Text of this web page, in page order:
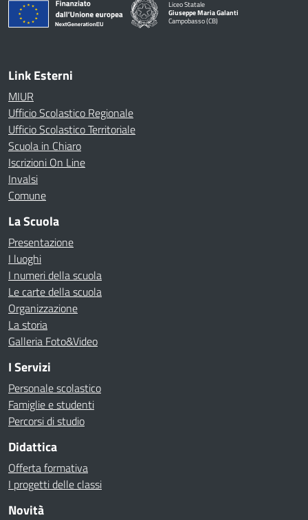
Liceo Statale
Giuseppe Maria Galanti
Campobasso (CB)
— Visita la pagina iniziale della scuola
Link Esterni
MIUR
Ufficio Scolastico Regionale
Ufficio Scolastico Territoriale
Scuola in Chiaro
Iscrizioni On Line
Invalsi
Comune
La Scuola
Presentazione
I luoghi
I numeri della scuola
Le carte della scuola
Organizzazione
La storia
Galleria Foto&Video
I Servizi
Personale scolastico
Famiglie e studenti
Percorsi di studio
Didattica
Offerta formativa
I progetti delle classi
Novità